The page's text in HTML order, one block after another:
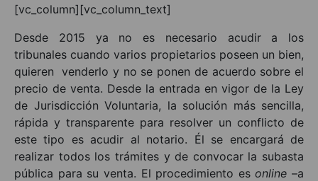
[vc_column][vc_column_text]
Desde 2015 ya no es necesario acudir a los
tribunales cuando varios propietarios poseen un bien,
quieren venderlo y no se ponen de acuerdo sobre el
precio de venta. Desde la entrada en vigor de la Ley
de Jurisdicción Voluntaria, la solución más sencilla,
rápida y transparente para resolver un conflicto de
este tipo es acudir al notario. Él se encargará de
realizar todos los trámites y de convocar la subasta
pública para su venta. El procedimiento esonline –a